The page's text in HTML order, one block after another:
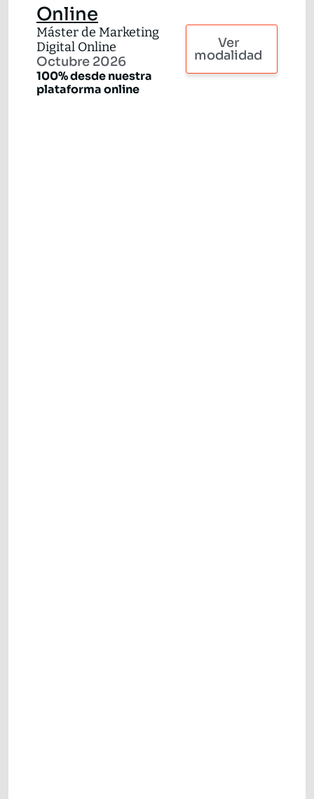
Online
Máster de Marketing
Digital Online
Octubre 2026
100% desde nuestra
plataforma online
Ver
modalidad